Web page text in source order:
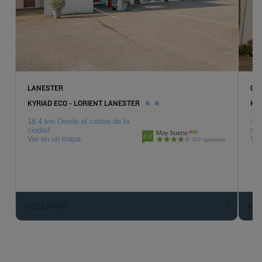
LANESTER
KYRIAD ECO - LORIENT LANESTER
18.4 km Desde el centro de la
ciudad
Ver en un mapa
4.2 Muy bueno
807 opiniones
43